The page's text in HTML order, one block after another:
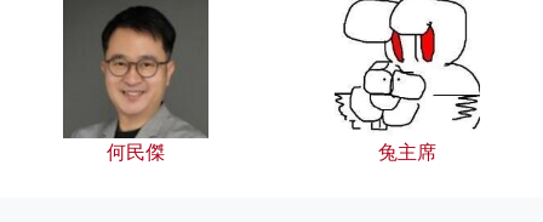
何民傑 兔主席